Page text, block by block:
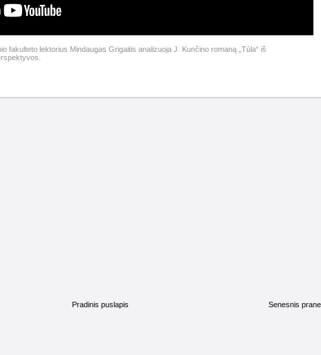
fakulteto lektorius Mindaugas Grigaitis analizuoja J. Kunčino romaną „Tūla“ iš
Pradinis puslapis Senesnis